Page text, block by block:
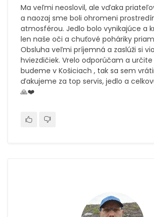
Ma veľmi neoslovil, ale vďaka
a naozaj sme boli ohromeni
atmosférou. Jedlo bolo vynikajúce a
len naše oči a chuťové poháriky
Obsluha veľmi príjemná a zaslúži si
hviezdičiek. Vrelo odporúčam a určite
budeme v Košiciach , tak sa sem
ďakujeme za top servis, jedlo a
🙏❤️